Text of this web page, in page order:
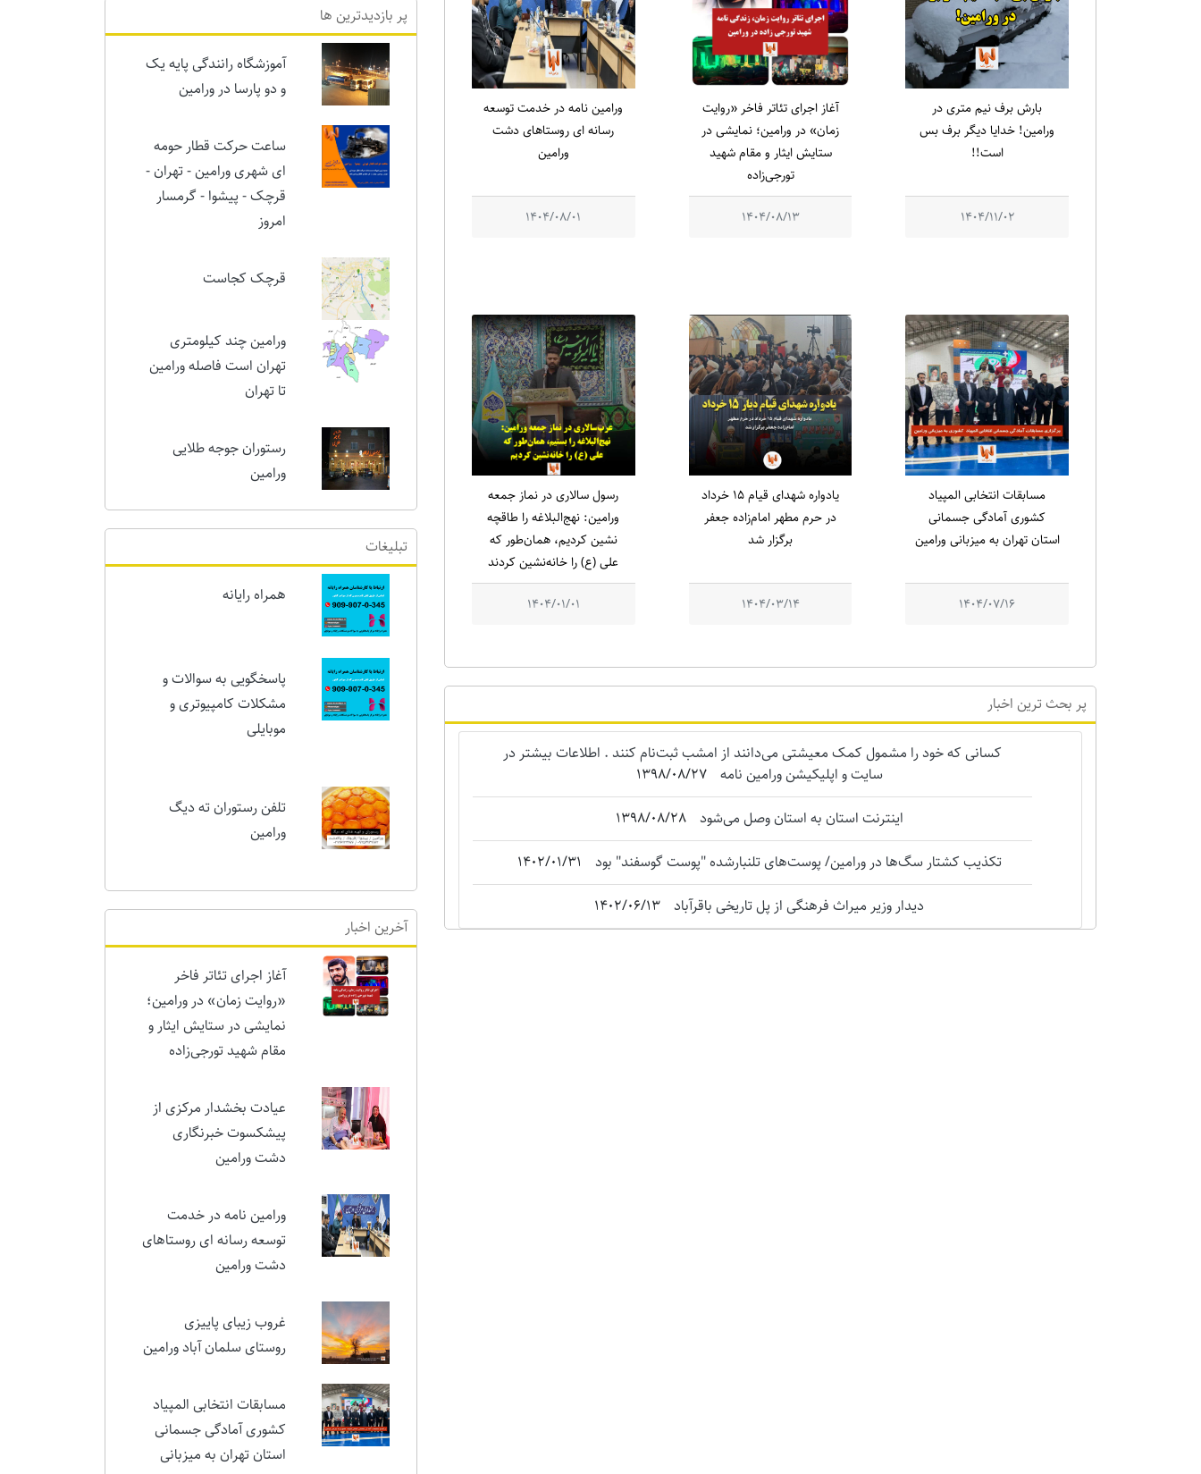
بارش برف نیم متری در
ورامین! خدایا دیگر برف بس
است!!
1404/11/02
آغاز اجرای تئاتر فاخر «روایت
زمان» در ورامین؛ نمایشی در
ستایش ایثار و مقام شهید
تورجی‌زاده
1404/08/13
ورامین نامه در خدمت توسعه
رسانه ای روستاهای دشت
ورامین
1404/08/01
مسابقات انتخابی المپیاد
کشوری آمادگی جسمانی
استان تهران به میزبانی ورامین
1404/07/16
یادواره شهدای قیام ۱۵ خرداد
در حرم مطهر امام‌زاده جعفر
برگزار شد
1404/03/14
رسول سالاری در نماز جمعه
ورامین: نهج‌البلاغه را طاقچه
نشین کردیم، همان‌طور که
علی (ع) را خانه‌نشین کردند
1404/01/01
پر بحث ترین اخبار
کسانی که خود را مشمول کمک معیشتی می‌دانند از امشب ثبت‌نام کنند . اطلاعات بیشتر در
سایت و اپلیکیشن ورامین نامه
1398/08/27
اینترنت استان به استان وصل می‌شود
1398/08/28
تکذیب کشتار سگ‌ها در ورامین/ پوست‌های تلنبارشده "‌پوست گوسفند" بود
1402/01/31
دیدار وزیر میراث فرهنگی از پل تاریخی باقرآباد
1402/06/13
پر بازدیدترین ها
آموزشگاه رانندگی پایه یک
و دو پارسا در ورامین
ساعت حرکت قطار حومه
ای شهری ورامین - تهران -
قرچک - پیشوا - گرمسار
امروز
قرچک کجاست
ورامین چند کیلومتری
تهران است فاصله ورامین
تا تهران
رستوران جوجه طلایی
ورامین
تبلیغات
همراه رایانه
پاسخگویی به سوالات و
مشکلات کامپیوتری و
موبایلی
تلفن رستوران ته دیگ
ورامین
آخرین اخبار
آغاز اجرای تئاتر فاخر
«روایت زمان» در ورامین؛
نمایشی در ستایش ایثار و
مقام شهید تورجی‌زاده
عیادت بخشدار مرکزی از
پیشکسوت خبرنگاری
دشت ورامین
ورامین نامه در خدمت
توسعه رسانه ای روستاهای
دشت ورامین
غروب زیبای پاییزی
روستای سلمان آباد ورامین
مسابقات انتخابی المپیاد
کشوری آمادگی جسمانی
استان تهران به میزبانی